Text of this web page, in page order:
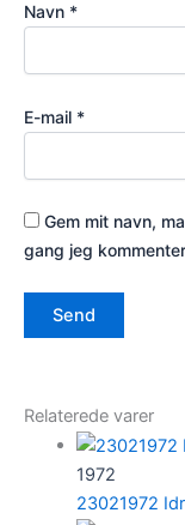
Navn *
E-mail *
Gem mit navn,
gang jeg
Relaterede varer
1972
23021972